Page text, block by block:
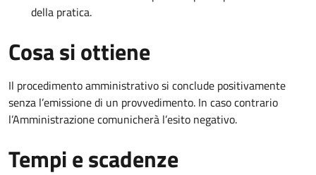
della pratica.
Cosa si ottiene
Il procedimento amministrativo si conclude positivamente
senza l’emissione di un provvedimento. In caso contrario
l’Amministrazione comunicherà l’esito negativo.
Tempi e scadenze